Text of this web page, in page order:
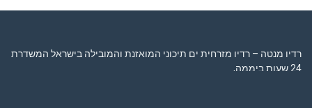
רדיו מנטה – רדיו מזרחית ים תיכוני המואזנת והמובילה בישראל המשדרת
24 שעות ביממה,